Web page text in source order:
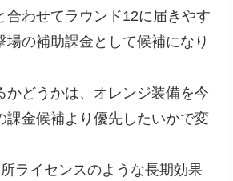
合わせてラウンド12に届きやす
場の補助課金として候補になり
かどうかは、オレンジ装備を今
課金候補より優先したいかで変
ライセンスのような長期効果